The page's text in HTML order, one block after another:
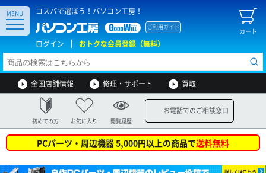
コスパで選ぼう！パソコン工房！
カート
ご利用ガイド
ログイン おトクな会員登録（無料）
MENU
全国店舗情報 修理・サポート 買取
初めての方 お気に入り 閲覧履歴
お電話でのご相談窓口
PCパーツ・周辺機器 5,000円以上の商品で送料無料